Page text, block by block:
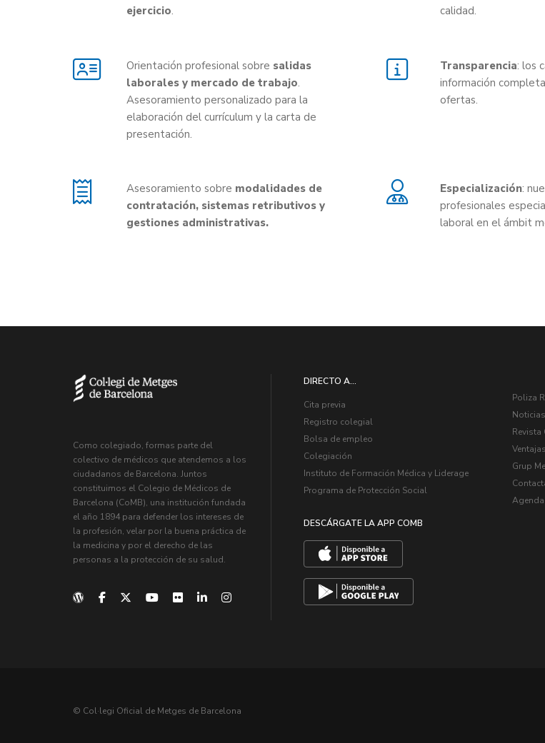
ejercicio.
calidad.
Orientación profesional sobre salidas
laborales y mercado de trabajo.
Asesoramiento personalizado para la
elaboración del currículum y la carta de
presentación.
Transparencia: los
información
ofertas.
Asesoramiento sobre modalidades de
contratación, sistemas retributivos y
gestiones administrativas.
Especialización:
profesionales
laboral en el ámbit
Como colegiado, formas parte del
colectivo de médicos que atendemos a los
ciudadanos de Barcelona. Juntos
constituimos el Colegio de Médicos de
Barcelona (CoMB), una institución fundada
el año 1894 para defender los intereses de
la profesión, velar por la buena práctica de
la medicina y por el derecho de las
personas a la protección de su salud.
DIRECTO A...
Cita previa
Registro colegial
Bolsa de empleo
Colegiación
Instituto de Formación Médica y Liderage
Programa de Protección Social
DESCÁRGATE LA APP COMB
Poliza
Noticias
Revista
Grup
© Col·legi Oficial de Metges de Barcelona